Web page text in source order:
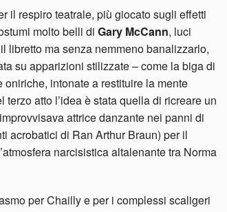
il respiro teatrale, più giocato sugli effetti
molto belli di Gary McCann, luci
libretto ma senza nemmeno banalizzarlo,
su apparizioni stilizzate – come la biga di
intonate a restituire la mente
atto l’idea è stata quella di ricreare un
attrice danzante nei panni di
acrobatici di Ran Arthur Braun) per il
narcisistica altalenante tra Norma
per Chailly e per i complessi scaligeri